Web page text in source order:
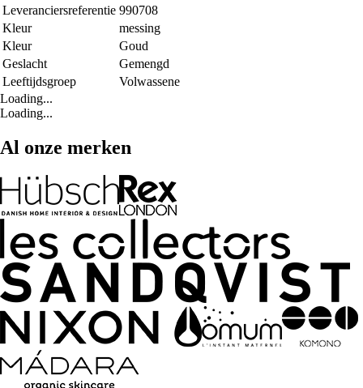
Leveranciersreferentie 990708
Kleur
messing
Kleur
Goud
Geslacht
Gemengd
Leeftijdsgroep
Volwassene
Loading...
Loading...
Al onze merken